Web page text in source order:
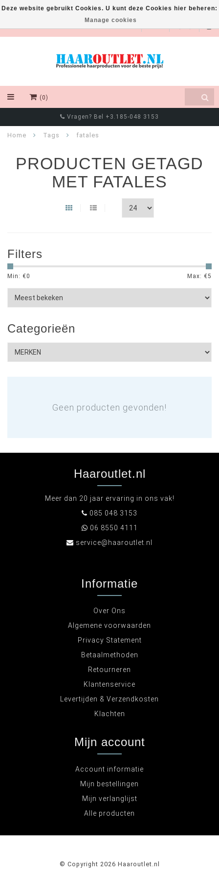
EUR
(0)
Vragen? Bel +3.185-048 3153
Home Tags fatales
PRODUCTEN GETAGD
MET FATALES
Filters
Min: €0 Max: €5
Categorieën
Geen producten gevonden!
Deze website gebruikt Cookies. U kunt deze Cookies hier beheren:
Manage cookies
Haaroutlet.nl
Meer dan 20 jaar ervaring in ons vak!
085 048 3153
06 8550 4111
service@haaroutlet.nl
Informatie
Over Ons
Algemene voorwaarden
Privacy Statement
Betaalmethoden
Retourneren
Klantenservice
Levertijden & Verzendkosten
Klachten
Mijn account
Account informatie
Mijn bestellingen
Mijn verlanglijst
Alle producten
© Copyright 2026 Haaroutlet.nl